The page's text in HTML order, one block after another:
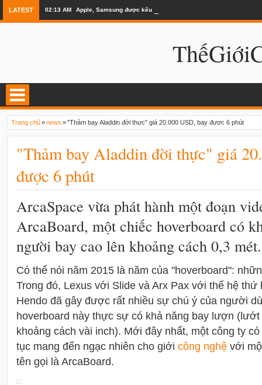
LATEST 02:13 AM Apple, Samsung được kêu gọi chặn ứng dụng khi lái xe
Trang chủ»news »"Thảm bay Aladdin đời thực" giá 20.000 USD, bay được 6 phút
"Thảm bay Aladdin đời thực" giá
được 6 phút
ArcaSpace vừa phát hành một đoạn
ArcaBoard, một chiếc hoverboard có
người bay cao lên khoảng cách 0,3 mét.
Có thể nói năm 2015 là năm của "hoverboard":
Trong đó, Lexus với Slide và Arx Pax với thế hệ thứ
Hendo đã gây được rất nhiều sự chú ý của người
hoverboard này thực sự có khả năng bay lượn
khoảng cách vài inch). Mới đây nhất, một công ty
tục mang đến ngạc nhiên cho giới công nghệ với
tên gọi là ArcaBoard.